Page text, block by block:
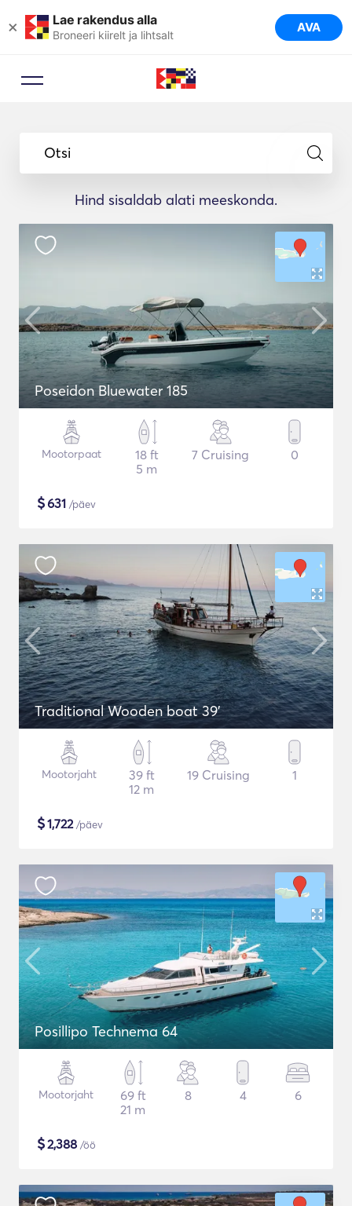
× Lae rakendus alla
Broneeri kiirelt ja lihtsalt AVA
Otsi
Hind sisaldab alati meeskonda.
Poseidon Bluewater 185
Mootorpaat
18 ft
5 m
7 Cruising 0
$631 /päev
Traditional Wooden boat 39'
Mootorjaht
39 ft
12 m
19 Cruising 1
$1,722/päev
Posillipo Technema 64
Mootorjaht
69 ft
21 m
8 4 6
$2,388 /öö